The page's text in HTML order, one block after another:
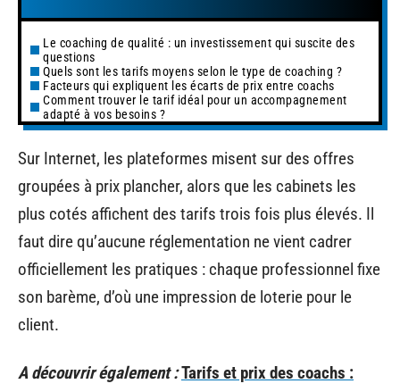
Le coaching de qualité : un investissement qui suscite des
questions
Quels sont les tarifs moyens selon le type de coaching ?
Facteurs qui expliquent les écarts de prix entre coachs
Comment trouver le tarif idéal pour un accompagnement
adapté à vos besoins ?
Sur Internet, les plateformes misent sur des offres
groupées à prix plancher, alors que les cabinets les
plus cotés affichent des tarifs trois fois plus élevés. Il
faut dire qu’aucune réglementation ne vient cadrer
officiellement les pratiques : chaque professionnel fixe
son barème, d’où une impression de loterie pour le
client.
A découvrir également :Tarifs et prix des coachs :